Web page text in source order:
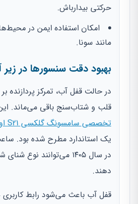
حرکتی بیدارباش.
امکان استفاده ایمن در
مانند سونا.
بهبود دقت سنسورها در
در حالت قفل آب، تمرکز پردازنده
قلب و شتاب‌سنج باقی می‌ماند.
تخصصی سامسونگ گلکسی S21 اولترا
یک استاندارد مطرح شده بود.
در سال ۱۴۰۵ می‌توانند نوع
دهند.
قفل آب باعث می‌شود رابط کاربری